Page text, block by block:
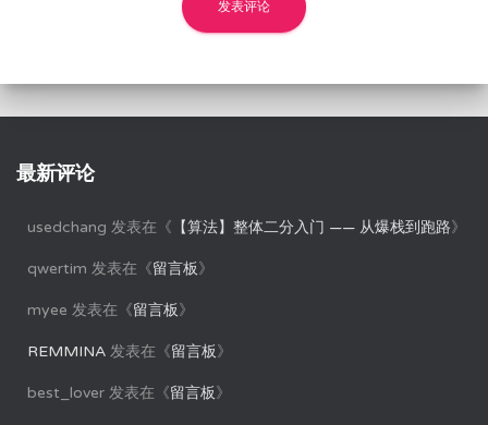
最新评论
usedchang 发表在《 【算法】整体二分入门 —— 从爆栈到跑路》
qwertim 发表在《留言板》
myee 发表在《留言板》
REMMINA 发表在《留言板》
best_lover 发表在《留言板》